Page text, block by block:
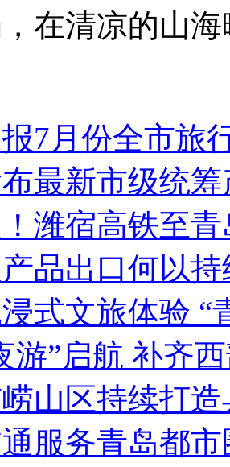
在清凉的山
7月份全市旅
最新市级统
潍宿高铁至
品出口何以持
式文旅体验 “
游”启航 补齐
山区持续打
服务青岛都